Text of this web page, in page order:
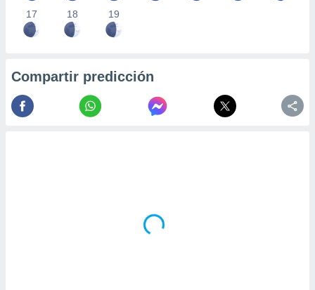
17 18 19
Compartir predicción